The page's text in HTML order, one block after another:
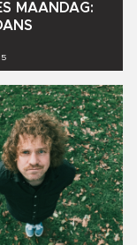
MAANDAG: